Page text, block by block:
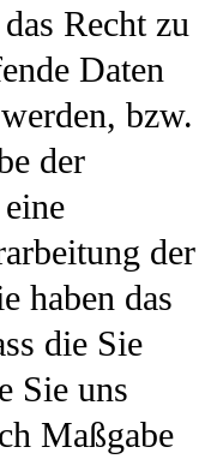
Recht zu
Daten
bzw.
der
der
haben das
die Sie
Sie uns
Maßgabe